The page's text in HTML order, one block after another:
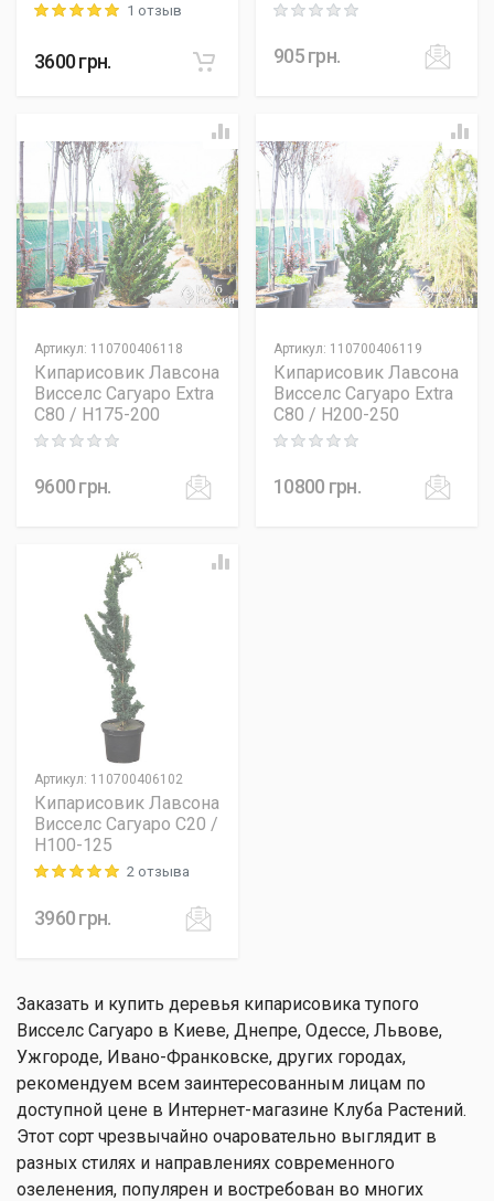
Rating: 5 out of 51 отзыв
3600грн.
Rating: 0 out of 5
905грн.
Артикул: 110700406118
Кипарисовик Лавсона
Висселс Сагуаро Extra
C80 / H175-200
Rating: 0 out of 5
9600грн.
Артикул: 110700406119
Кипарисовик Лавсона
Висселс Сагуаро Extra
C80 / H200-250
Rating: 0 out of 5
10800 грн.
Артикул: 110700406102
Кипарисовик Лавсона
Висселс Сагуаро C20 /
H100-125
Rating: 5 out of 52 отзыва
3960грн.
Заказать и купить деревья кипарисовика тупого
Висселс Сагуаро в Киеве, Днепре, Одессе, Львове,
Ужгороде, Ивано-Франковске, других городах,
рекомендуем всем заинтересованным лицам по
доступной цене в Интернет-магазине Клуба Растений.
Этот сорт чрезвычайно очаровательно выглядит в
разных стилях и направлениях современного
озеленения, популярен и востребован во многих